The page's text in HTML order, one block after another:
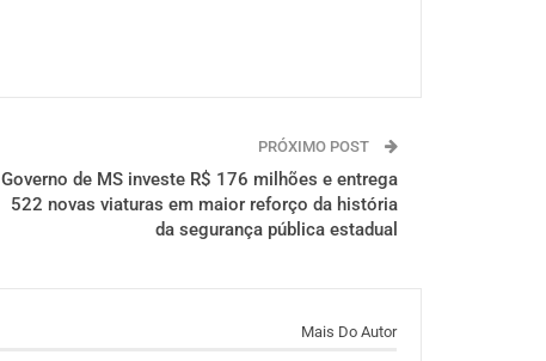
PRÓXIMO POST
Governo de MS investe R$ 176 milhões e entrega
522 novas viaturas em maior reforço da história
da segurança pública estadual
Mais Do Autor